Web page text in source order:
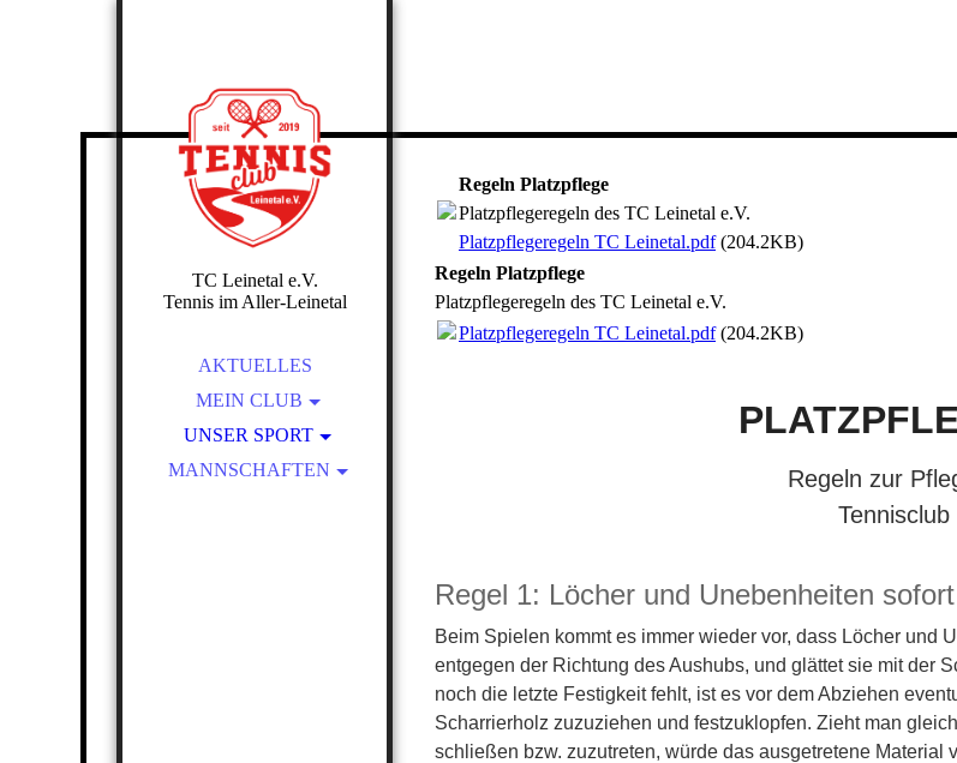
TC Leinetal e.V.
Tennis im Aller-Leinetal
AKTUELLES
MEIN CLUB
ÜBER UNS
DER VORSTAND
UNSER SPORT
UNSERE ANLAGE
MANNSCHAFTEN
Regeln Platzpflege
Platzpflegeregeln des TC Leinetal e.V.
Platzpflegeregeln TC Leinetal.pdf(204.2KB)
Regeln Platzpflege
Platzpflegeregeln des TC Leinetal e.V.
Platzpflegeregeln TC Leinetal.pdf(204.2KB)
Regeln zur
Regel 1: Löcher und Unebenheiten
Beim Spielen kommt es immer wieder vor, dass Löcher und
entgegen der Richtung des Aushubs, und glättet sie mit der
noch die letzte Festigkeit fehlt, ist es vor dem Abziehen
Scharrierholz zuzuziehen und festzuklopfen. Zieht man
schließen bzw. zuzutreten, würde das ausgetretene Material